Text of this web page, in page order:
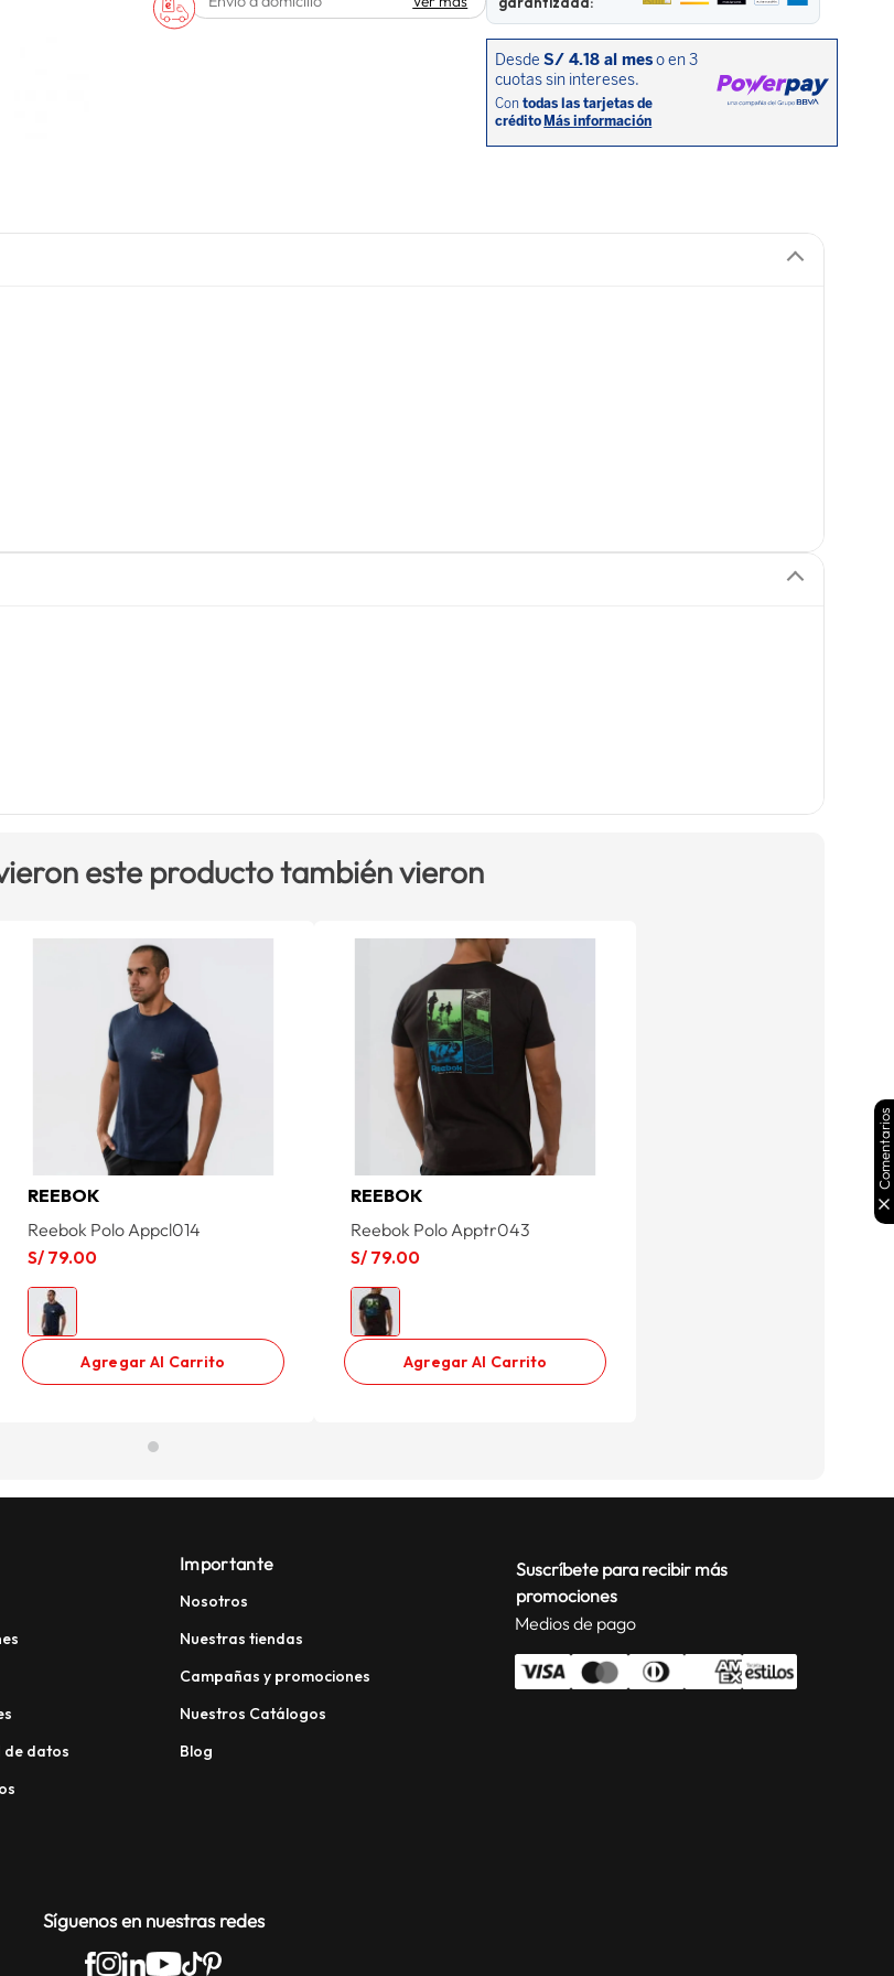
este producto también vieron
REEBOK
Reebok Polo Appcl014
S/ 79.00
Agregar Al Carrito
REEBOK
Reebok Polo Apptr043
S/ 79.00
Agregar Al Carrito
de datos
Importante
Nosotros
Nuestras tiendas
Campañas y promociones
Nuestros Catálogos
Blog
Suscríbete para recibir más
promociones
Medios de pago
Síguenos en nuestras redes
Comentarios